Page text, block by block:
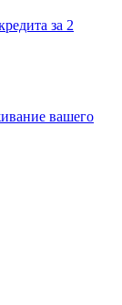
за 2
вашего